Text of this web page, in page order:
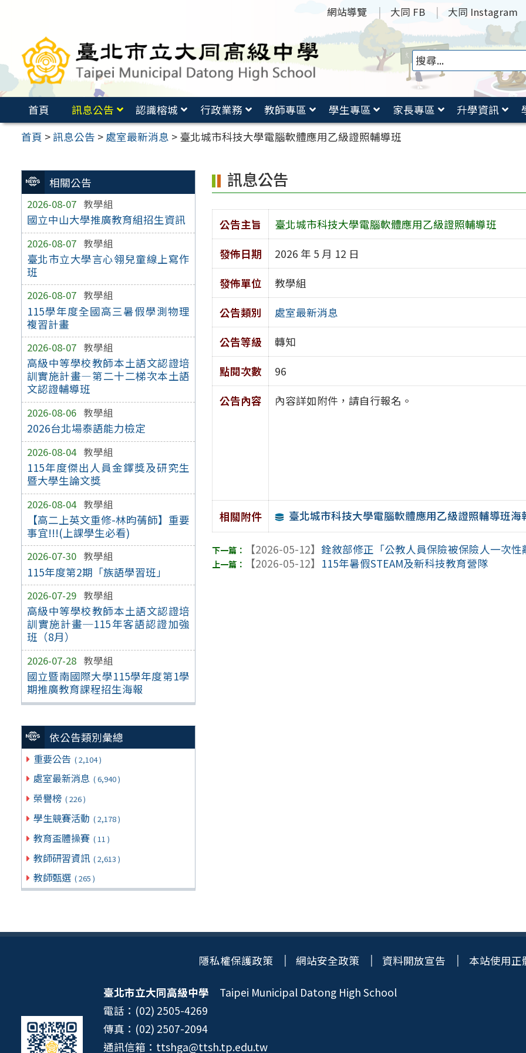
要
容
網站導覽 大同 FB 大同 Instagram
首頁 訊息公告 認識榕城 行政業務 教師專區 學生專區 家長專區 升學資訊
首頁 >訊息公告 > 處室最新消息 > 臺北城市科技大學電腦軟體應用乙級證照輔導班
相關公告
2026-08-07 教學組
國立中山大學推廣教育組招生資訊
2026-08-07 教學組
臺北市立大學言心翎兒童線上寫作
班
2026-08-07 教學組
115學年度全國高三暑假學測物理
複習計畫
2026-08-07 教學組
高級中等學校教師本土語文認證培
訓實施計畫—第二十二梯次本土語
文認證輔導班
2026-08-06 教學組
2026台北場泰語能力檢定
2026-08-04 教學組
115年度傑出人員金鐸獎及研究生
暨大學生論文獎
2026-08-04 教學組
【高二上英文重修-林昀蒨師】重要
事宜!!!(上課學生必看)
2026-07-30 教學組
115年度第2期「族語學習班」
2026-07-29 教學組
高級中等學校教師本土語文認證培
訓實施計畫─115年客語認證加強
班（8月）
2026-07-28 教學組
國立暨南國際大學115學年度第1學
期推廣教育課程招生海報
依公告類別彙總
重要公告 ( 2,104 )
處室最新消息 ( 6,940 )
榮譽榜 ( 226 )
學生競賽活動 ( 2,178 )
教育盃體操賽 ( 11 )
教師研習資訊 ( 2,613 )
教師甄選 ( 265 )
訊息公告
公告主旨
臺北城市科技大學電腦軟體應用乙級證照輔導班
發佈日期
2026 年 5 月 12 日
發佈單位
教學組
公告類別
處室最新消息
公告等級
轉知
點閱次數
96
公告內容
內容詳如附件，請自行報名。
相關附件 臺北城市科技大學電腦軟體應用乙級證照輔導班海
【2026-05-12】銓敘部修正「公教人員保險被保險人一次
【2026-05-12】 115年暑假STEAM及新科技教育營隊
隱私權保護政策 網站安全政策 資料開放宣告 本站使用正
臺北市立大同高級中學 Taipei Municipal Datong High School
電話：(02) 2505-4269
傳真：(02) 2507-2094
通訊信箱：ttshga@ttsh.tp.edu.tw